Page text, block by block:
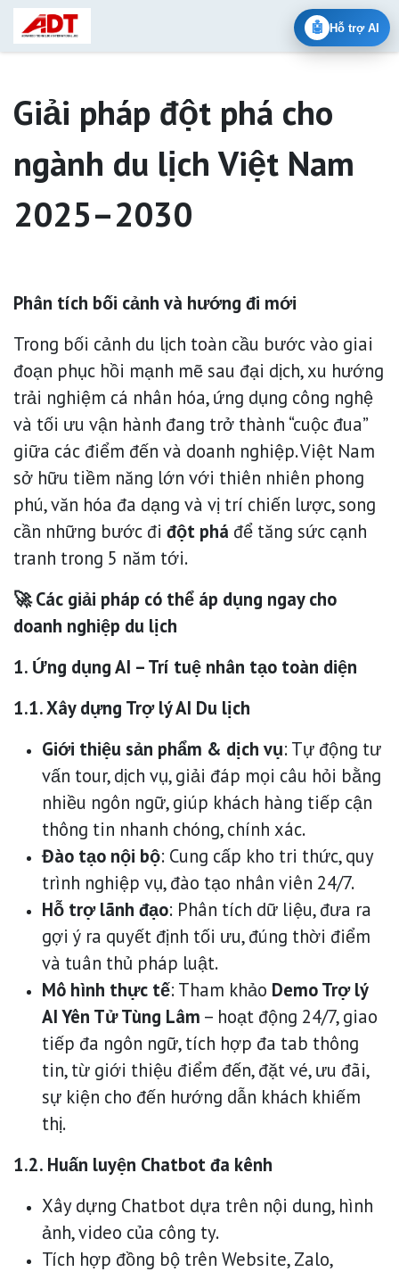
🤖 Hỗ trợ AI
Bỏ qua để đến Nội dung
Giải pháp đột phá cho
ngành du lịch Việt Nam
2025–2030
Phân tích bối cảnh và hướng đi mới
Trong bối cảnh du lịch toàn cầu bước vào giai
đoạn phục hồi mạnh mẽ sau đại dịch, xu hướng
trải nghiệm cá nhân hóa, ứng dụng công nghệ
và tối ưu vận hành đang trở thành “cuộc đua”
giữa các điểm đến và doanh nghiệp. Việt Nam
sở hữu tiềm năng lớn với thiên nhiên phong
phú, văn hóa đa dạng và vị trí chiến lược, song
cần những bước đi đột phá để tăng sức cạnh
tranh trong 5 năm tới.
🚀 Các giải pháp có thể áp dụng ngay cho
doanh nghiệp du lịch
1. Ứng dụng AI – Trí tuệ nhân tạo toàn diện
1.1. Xây dựng Trợ lý AI Du lịch
Giới thiệu sản phẩm & dịch vụ: Tự động tư
vấn tour, dịch vụ, giải đáp mọi câu hỏi bằng
nhiều ngôn ngữ, giúp khách hàng tiếp cận
thông tin nhanh chóng, chính xác.
Đào tạo nội bộ: Cung cấp kho tri thức, quy
trình nghiệp vụ, đào tạo nhân viên 24/7.
Hỗ trợ lãnh đạo: Phân tích dữ liệu, đưa ra
gợi ý ra quyết định tối ưu, đúng thời điểm
và tuân thủ pháp luật.
Mô hình thực tế: Tham khảo Demo Trợlý
AI Yên Tử Tùng Lâm – hoạt động 24/7, giao
tiếp đa ngôn ngữ, tích hợp đa tab thông
tin, từ giới thiệu điểm đến, đặt vé, ưu đãi,
sự kiện cho đến hướng dẫn khách khiếm
thị.
1.2. Huấn luyện Chatbot đa kênh
Xây dựng Chatbot dựa trên nội dung, hình
ảnh, video của công ty.
Tích hợp đồng bộ trên Website, Zalo,